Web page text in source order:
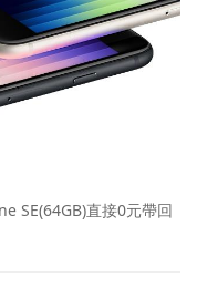
SE(64GB)直接0元帶回